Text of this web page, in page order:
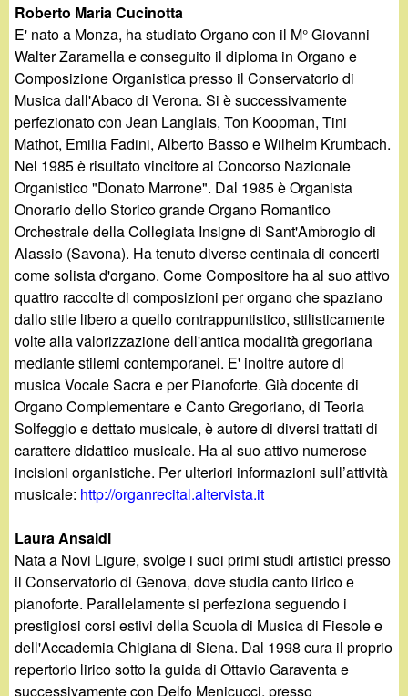
Roberto Maria Cucinotta
E' nato a Monza, ha studiato Organo con il M° Giovanni
Walter Zaramella e conseguito il diploma in Organo e
Composizione Organistica presso il Conservatorio di
Musica dall'Abaco di Verona. Si è successivamente
perfezionato con Jean Langlais, Ton Koopman, Tini
Mathot, Emilia Fadini, Alberto Basso e Wilhelm Krumbach.
Nel 1985 è risultato vincitore al Concorso Nazionale
Organistico "Donato Marrone". Dal 1985 è Organista
Onorario dello Storico grande Organo Romantico
Orchestrale della Collegiata Insigne di Sant'Ambrogio di
Alassio (Savona). Ha tenuto diverse centinaia di concerti
come solista d'organo. Come Compositore ha al suo attivo
quattro raccolte di composizioni per organo che spaziano
dallo stile libero a quello contrappuntistico, stilisticamente
volte alla valorizzazione dell'antica modalità gregoriana
mediante stilemi contemporanei. E' inoltre autore di
musica Vocale Sacra e per Pianoforte. Già docente di
Organo Complementare e Canto Gregoriano, di Teoria
Solfeggio e dettato musicale, è autore di diversi trattati di
carattere didattico musicale. Ha al suo attivo numerose
incisioni organistiche. Per ulteriori informazioni sull’attività
musicale: http://organrecital.altervista.it
Laura Ansaldi
Nata a Novi Ligure, svolge i suoi primi studi artistici presso
il Conservatorio di Genova, dove studia canto lirico e
pianoforte. Parallelamente si perfeziona seguendo i
prestigiosi corsi estivi della Scuola di Musica di Fiesole e
dell'Accademia Chigiana di Siena. Dal 1998 cura il proprio
repertorio lirico sotto la guida di Ottavio Garaventa e
successivamente con Delfo Menicucci, presso